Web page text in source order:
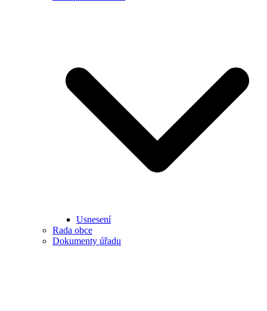
Usnesení
Rada obce
Dokumenty úřadu